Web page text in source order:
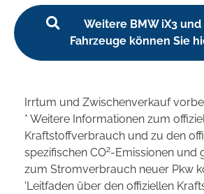
Weitere BMW iX3
Fahrzeuge können Sie
Irrtum und Zwischenverkauf
* Weitere Informationen zum
Kraftstoffverbrauch und zu den
spezifischen CO2-Emissionen und
zum Stromverbrauch neuer Pkw
'Leitfaden über den offiziellen